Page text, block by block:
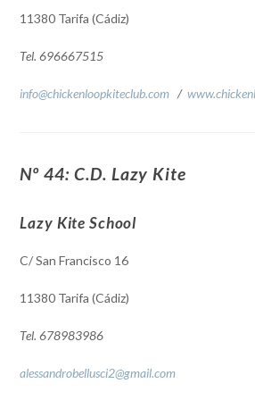
11380 Tarifa (Cádiz)
Tel. 696667515
info@chickenloopkiteclub.com /
Nº 44: C.D. Lazy Kite
Lazy Kite School
C/ San Francisco 16
11380 Tarifa (Cádiz)
Tel. 678983986
alessandrobellusci2@gmail.com